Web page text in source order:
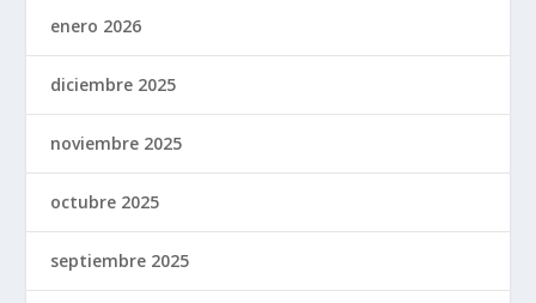
enero 2026
diciembre 2025
noviembre 2025
octubre 2025
septiembre 2025